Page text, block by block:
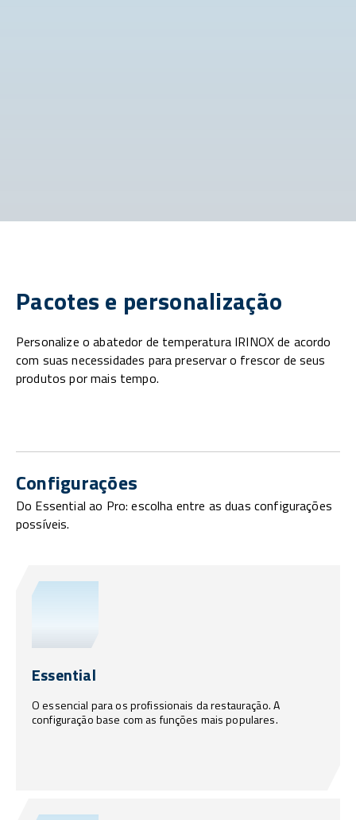
Pacotes e personalização
Personalize o abatedor de temperatura IRINOX de acordo
com suas necessidades para preservar o frescor de seus
produtos por mais tempo.
Configurações
Do Essential ao Pro: escolha entre as duas configurações
possíveis.
Essential
O essencial para os profissionais da restauração. A
configuração base com as funções mais populares.